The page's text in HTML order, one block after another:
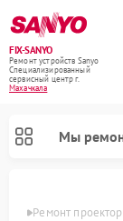
FIX-SANYO
Ремонт устройств Sanyo
Специализированный
cервисный центр г.
Махачкала
Мы
Ремонт